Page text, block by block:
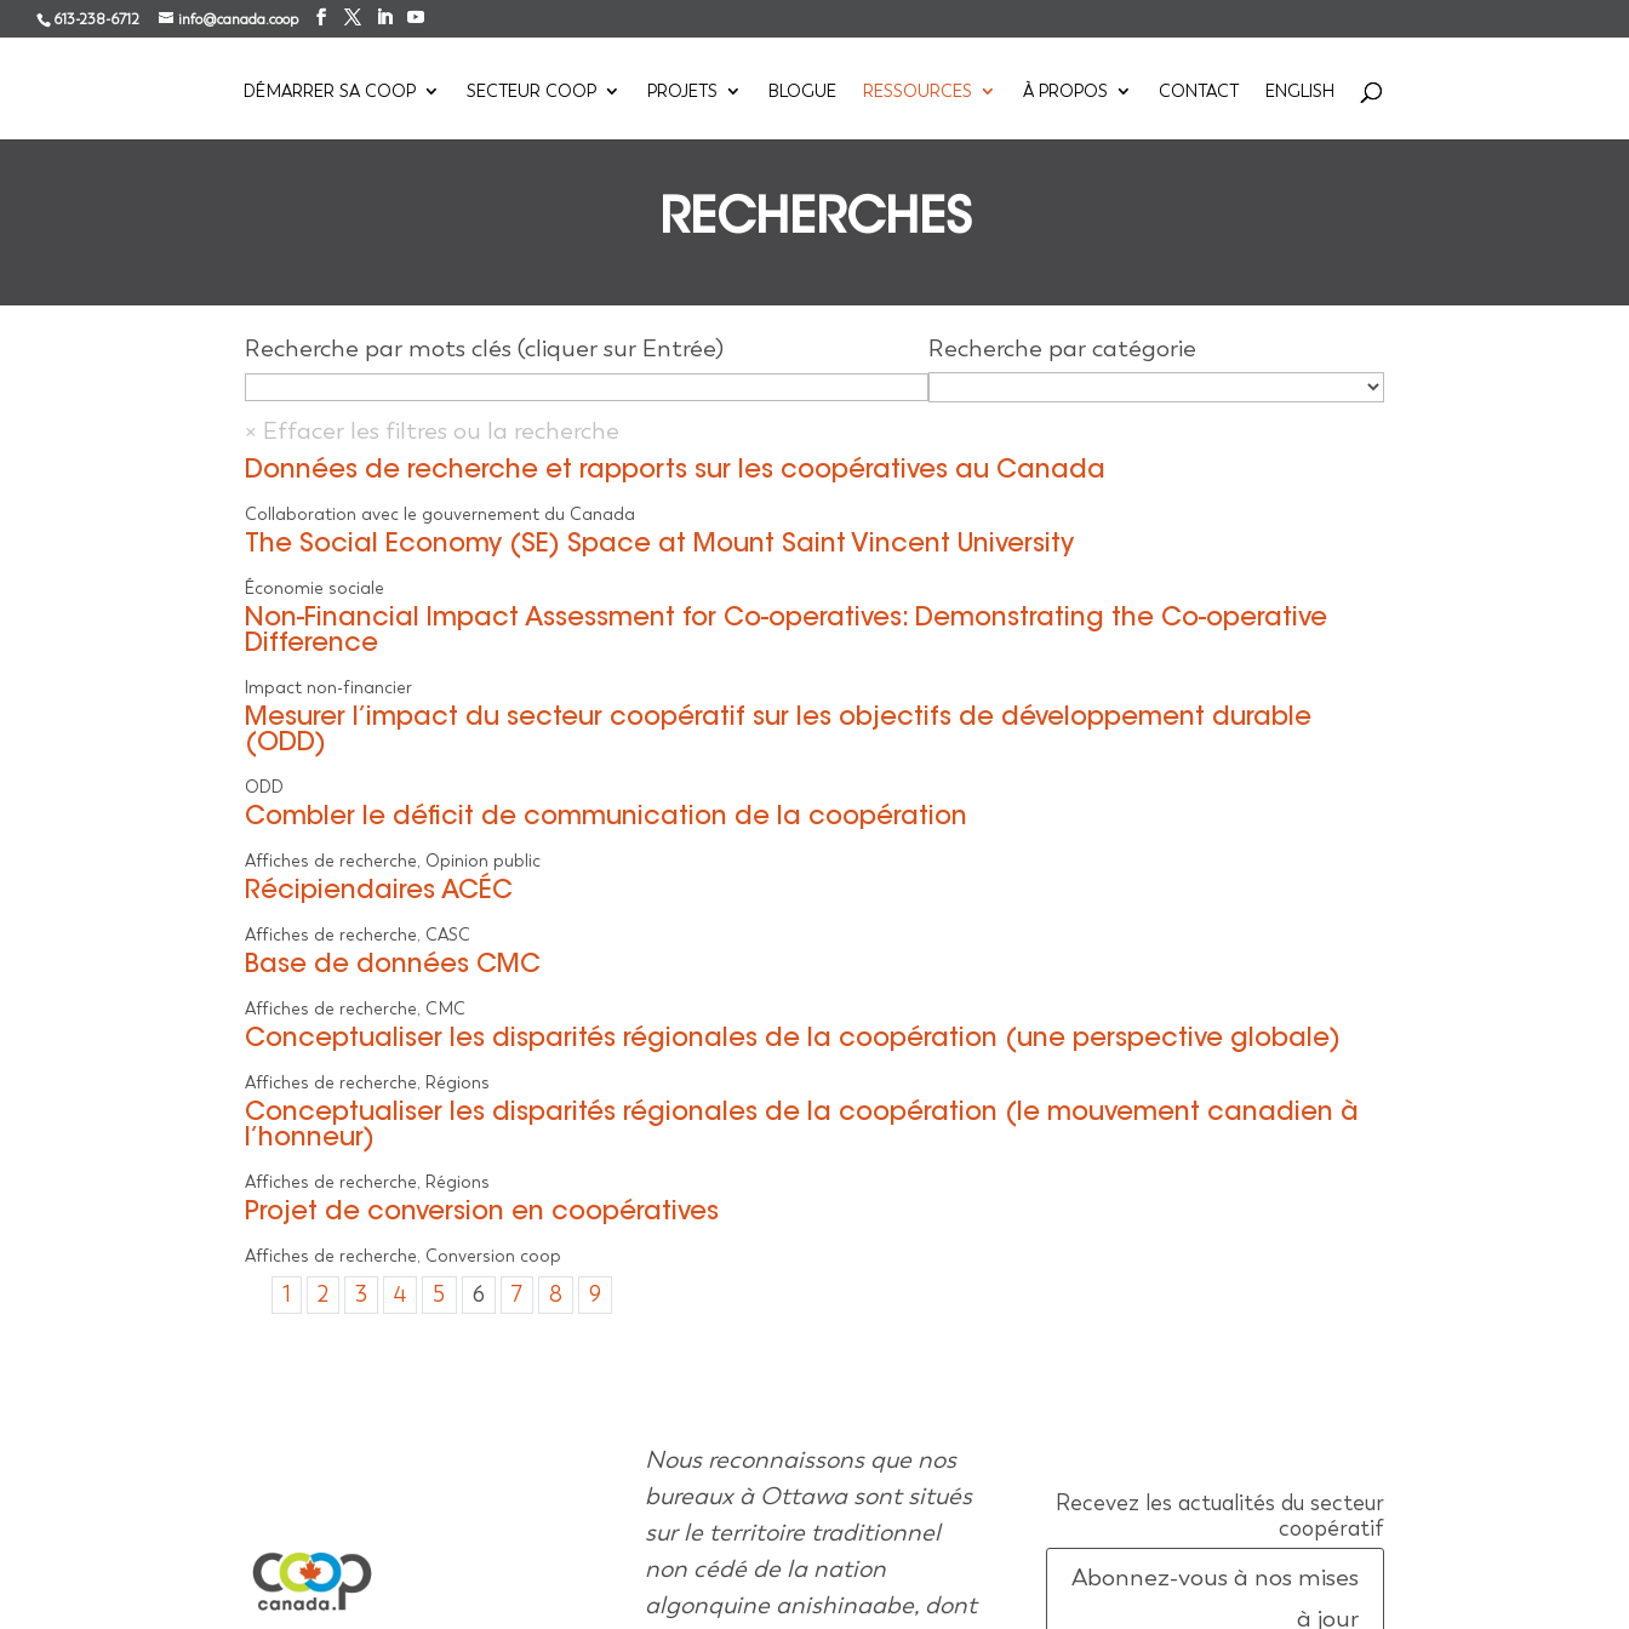
613-238-6712 info@canada.coop
DÉMARRER SA COOP SECTEUR COOP PROJETS BLOGUE RESSOURCES À PROPOS CONTACT ENGLISH
RECHERCHES
Recherche par mots clés (cliquer sur Entrée) Recherche par catégorie
Données de recherche et rapports sur les coopératives au Canada
Collaboration avec le gouvernement du Canada
The Social Economy (SE) Space at Mount Saint Vincent University
Économie sociale
Non-Financial Impact Assessment for Co-operatives: Demonstrating the Co-operative
Difference
Impact non-financier
Mesurer l’impact du secteur coopératif sur les objectifs de développement durable
(ODD)
ODD
Combler le déficit de communication de la coopération
Affiches de recherche, Opinion public
Récipiendaires ACÉC
Affiches de recherche, CASC
Base de données CMC
Affiches de recherche, CMC
Conceptualiser les disparités régionales de la coopération (une perspective globale)
Affiches de recherche, Régions
Conceptualiser les disparités régionales de la coopération (le mouvement canadien à
l’honneur)
Affiches de recherche, Régions
Projet de conversion en coopératives
Affiches de recherche, Conversion coop
1 2 3 4 5 6 7 8 9
Nous reconnaissons que nos
bureaux à Ottawa sont situés
sur le territoire traditionnel
non cédé de la nation
algonquine anishinaabe, dont
Recevez les actualités du secteur
coopératif
Abonnez-vous à nos mises
à jour